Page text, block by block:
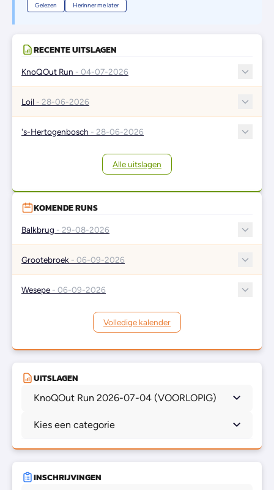
Gelezen Herinner me later
RECENTE UITSLAGEN
KnoQOut Run - 04-07-2026
Loil - 28-06-2026
's-Hertogenbosch - 28-06-2026
Alle uitslagen
KOMENDE RUNS
Balkbrug - 29-08-2026
Grootebroek - 06-09-2026
Wesepe - 06-09-2026
Volledige kalender
UITSLAGEN
KnoQOut Run 2026-07-04 (VOORLOPIG)
Kies een categorie
INSCHRIJVINGEN